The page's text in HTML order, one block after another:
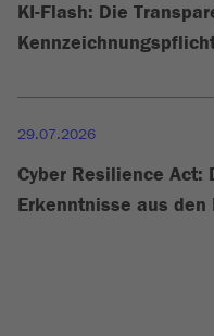
KI-Flash: Die
29.07.2026
Cyber Resilience
Erkenntnisse aus